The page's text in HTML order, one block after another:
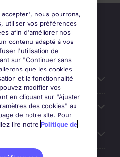
nous pourrons,
utiliser vos préférences
afin d'améliorer nos
contenu adapté à vos
l'utilisation de
sur "Continuer sans
que les cookies
et la fonctionnalité
modifier vos
en cliquant sur "Ajuster
des cookies" au
de notre site. Pour
lire notre Politique de